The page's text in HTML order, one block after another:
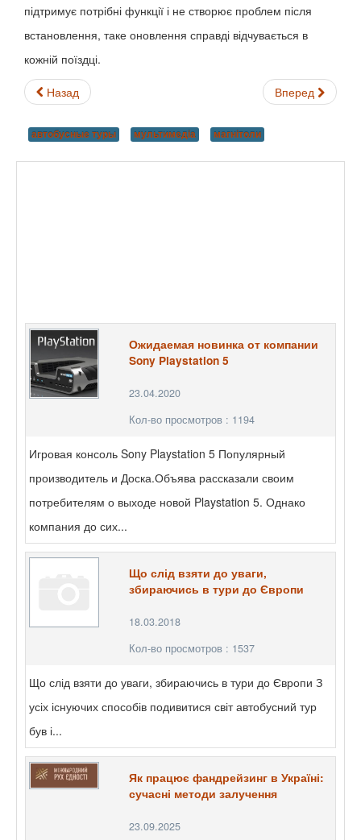
підтримує потрібні функції і не створює проблем після
встановлення, таке оновлення справді відчувається в
кожній поїздці.
Назад Вперед
автобусные туры мультимедіа магнітоли
Ожидаемая новинка от компании
Sony Playstation 5
23.04.2020
Кол-во просмотров : 1194
Игровая консоль Sony Playstation 5 Популярный
производитель и Доска.Объява рассказали своим
потребителям о выходе новой Playstation 5. Однако
компания до сих...
Що слід взяти до уваги,
збираючись в тури до Європи
18.03.2018
Кол-во просмотров : 1537
Що слід взяти до уваги, збираючись в тури до Європи З
усіх існуючих способів подивитися світ автобусний тур
був і...
Як працює фандрейзинг в Україні:
сучасні методи залучення
23.09.2025